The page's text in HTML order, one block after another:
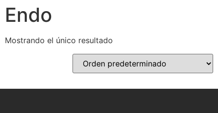
Endo
Mostrando el único resultado